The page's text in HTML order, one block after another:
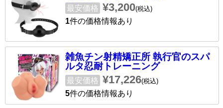
最安価格 ¥3,200(税込)
1件の価格情報あり
雑魚チン射精矯正所 執行官のスパ
ルタ忍耐トレーニング
最安価格 ¥17,226(税込)
5件の価格情報あり